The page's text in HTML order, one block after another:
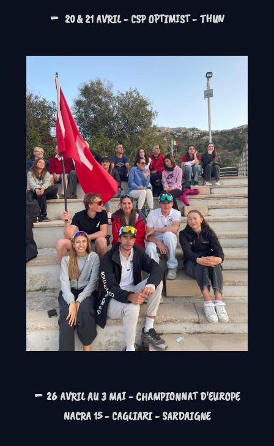
- 20 & 21 AVRIL - CSP OPTIMIST - THUN
- 26 AVRIL AU 3 MAI - CHAMPIONNAT D'EUROPE
NACRA 15 - CAGLIARI - SARDAIGNE